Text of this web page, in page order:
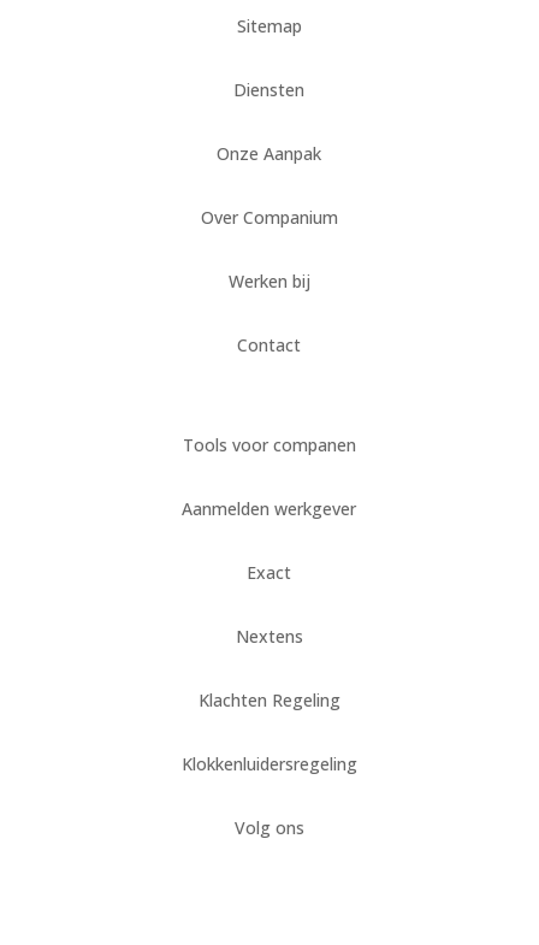
Sitemap
Diensten
Onze Aanpak
Over Companium
Werken bij
Contact
Tools voor companen
Aanmelden werkgever
Exact
Nextens
Klachten Regeling
Klokkenluidersregeling
Volg ons